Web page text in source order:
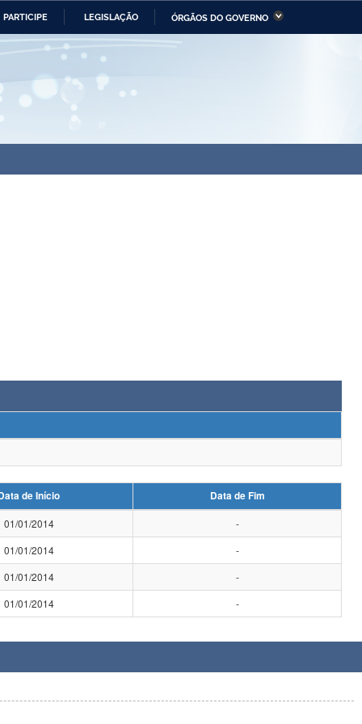
PARTICIPE LEGISLAÇÃO ÓRGÃOS DO GOVERNO
da Economia Ministério da Infraestrutura
de Início
Data de Fim
01/01/2014
-
01/01/2014
-
01/01/2014
-
01/01/2014 -